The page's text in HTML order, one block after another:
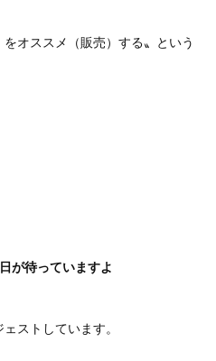
オススメ（販売）する〟という
が待っていますよ
ストしています。